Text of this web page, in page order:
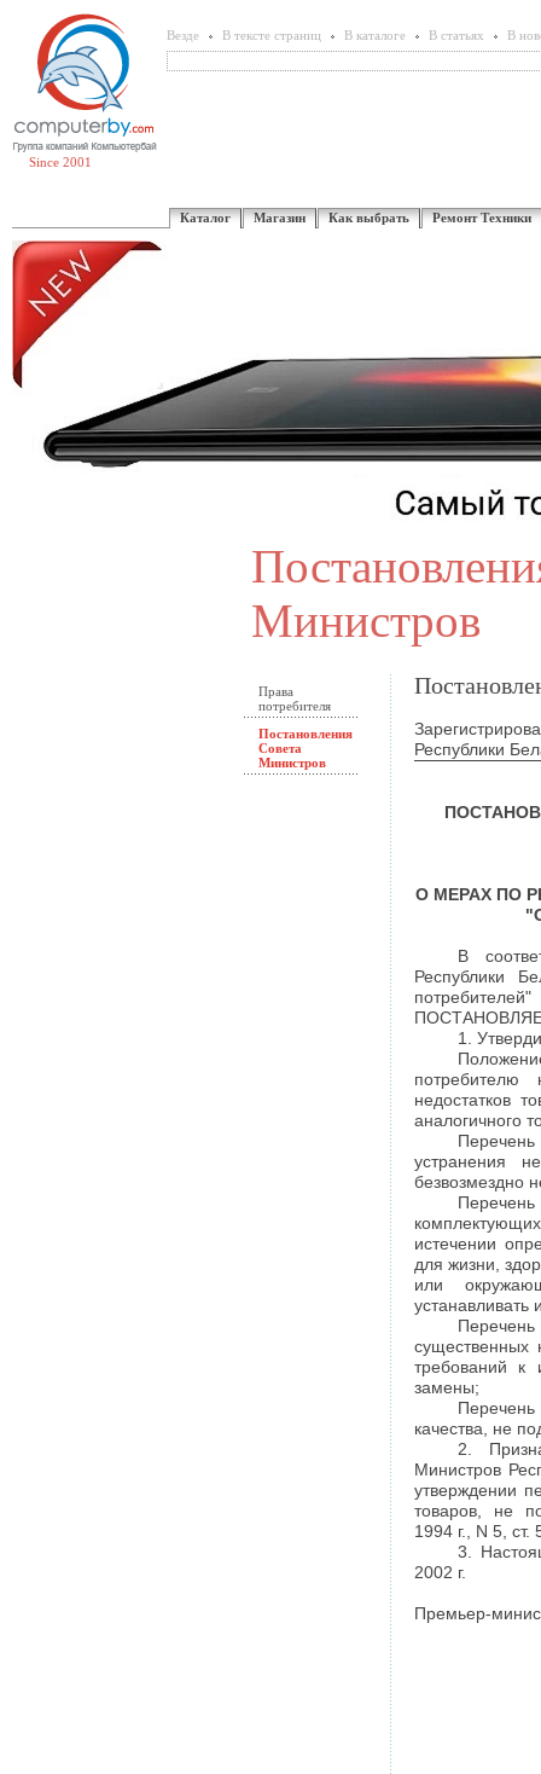
Since 2001
Везде В тексте страниц В каталоге В статьях В
Каталог Магазин Как выбрать Ремонт Техники
Министров
Права
потребителя
Постановления
Совета
Министров
Республики
О МЕРАХ ПО
В
Республики
1.
недостатков
аналогичного
устранения
безвозмездно
истечении
для жизни,
или
устанавливать
существенных
требований к
замены;
качества, не
2.
Министров
утверждении
товаров, не
1994 г., N 5, ст.
3.
2002 г.
Премьер-